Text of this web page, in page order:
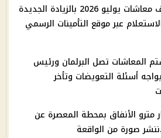
موعد صرف معاشات يوليو 2026 بالزيادة الجديدة
عبر موقع التأمينات الرسمي
المعاشات تصل البرلمان ورئيس
يواجه أسئلة التعويضات وتأخر
مترو الأنفاق بمحطة المعصرة عن
صورة من الواقعة